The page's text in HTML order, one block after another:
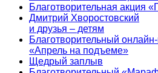
Благотворительная акция
Дмитрий Хворостовский
и друзья – детям
Благотворительный
«Апрель на подъеме»
Щедрый заплыв